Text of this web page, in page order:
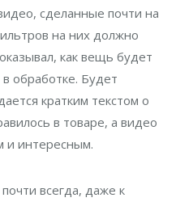
сделанные почти на
на них должно
как вещь будет
обработке. Будет
кратким текстом о
в товаре, а видео
и интересным.
всегда, даже к